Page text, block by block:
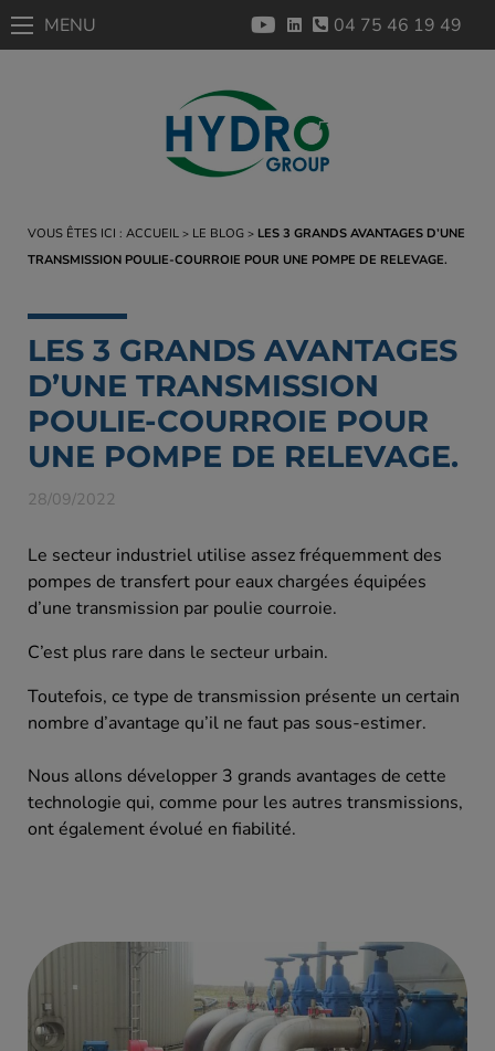
04 75 46 19 49
MENU
VOUS ÊTES ICI : ACCUEIL LE BLOG
LES 3 GRANDS AVANTAGES D’UNE
TRANSMISSION POULIE-COURROIE POUR UNE POMPE DE RELEVAGE.
LES 3 GRANDS AVANTAGES
D’UNE TRANSMISSION
POULIE-COURROIE POUR
UNE POMPE DE RELEVAGE.
28/09/2022
Le secteur industriel utilise assez fréquemment des
pompes de transfert pour eaux chargées équipées
d’une transmission par poulie courroie.
C’est plus rare dans le secteur urbain.
Toutefois, ce type de transmission présente un certain
nombre d’avantage qu’il ne faut pas sous-estimer.
Nous allons développer 3 grands avantages de cette
technologie qui, comme pour les autres transmissions,
ont également évolué en fiabilité.